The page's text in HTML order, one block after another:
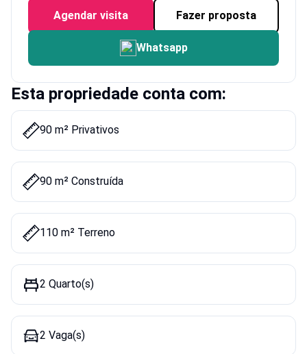
Esta propriedade conta com:
90 m² Privativos
90 m² Construída
110 m² Terreno
2 Quarto(s)
2 Vaga(s)
Agendar visita Fazer proposta
Whatsapp